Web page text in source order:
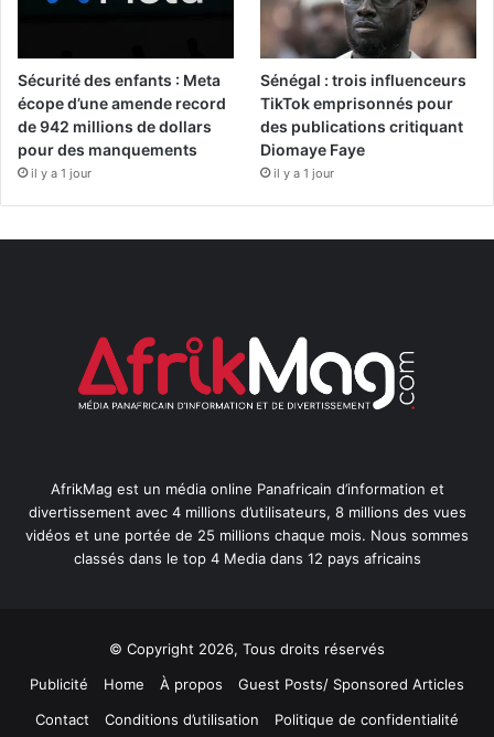
Sécurité des enfants : Meta
écope d’une amende record
de 942 millions de dollars
pour des manquements
il y a 1 jour
Sénégal : trois influenceurs
TikTok emprisonnés pour
des publications critiquant
Diomaye Faye
il y a 1 jour
AfrikMag est un média online Panafricain d’information et
divertissement avec 4 millions d’utilisateurs, 8 millions des vues
vidéos et une portée de 25 millions chaque mois. Nous sommes
classés dans le top 4 Media dans 12 pays africains
© Copyright 2026, Tous droits réservés
Publicité
Home À propos
Guest Posts/ Sponsored Articles
Contact
Conditions d’utilisation Politique de confidentialité